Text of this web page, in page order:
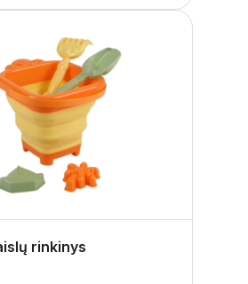
rinkinys